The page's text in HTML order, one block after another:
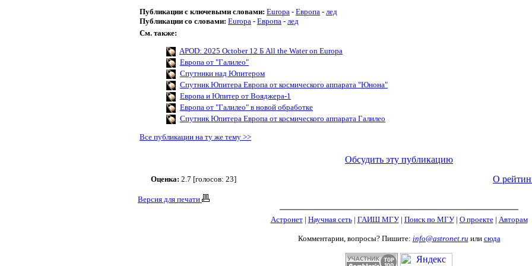
Публикации с ключевыми словами: Europa - Европа - лед
Публикации со словами: Europa - Европа - лед
См. также:
APOD: 2025 October 12 Б All the Water on Europa
Европа от "Галилео"
Спутники над Юпитером
Спутник Юпитера Европа от космического аппарата "Юнона"
Европа и Юпитер от Вояджера-1
Европа от "Галилео" в новой обработке
Спутник Юпитера Европа от космического аппарата Галилео
Все публикации на ту же тему >>
Обсудить эту публикацию
Оценка: 2.7 [голосов: 23] О
Версия для печати
Астронет| Научная сеть| ГАИШ МГУ| Поиск по МГУ| О проекте| Авторам
Комментарии, вопросы? Пишите: info@astronet.ru или сюда